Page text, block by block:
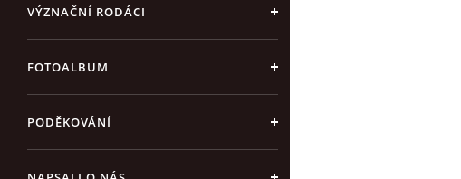
VÝZNAČNÍ RODÁCI
FOTOALBUM
PODĚKOVÁNÍ